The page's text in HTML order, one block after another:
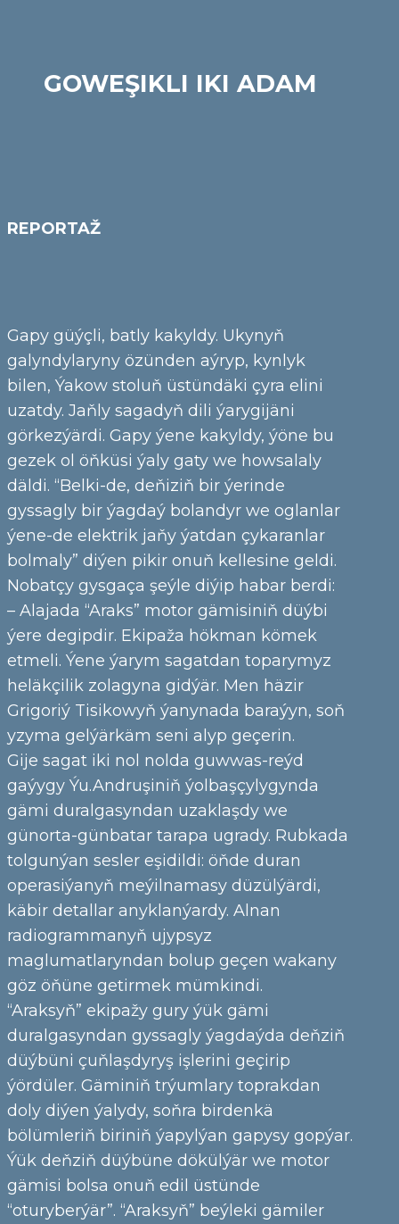
GOWEŞIKLI IKI ADAM
REPORTAŽ
Gapy güýçli, batly kakyldy. Ukynyň
galyndylaryny özünden aýryp, kynlyk
bilen, Ýakow stoluň üstündäki çyra elini
uzatdy. Jaňly sagadyň dili ýarygijäni
görkezýärdi. Gapy ýene kakyldy, ýöne bu
gezek ol öňküsi ýaly gaty we howsalaly
däldi. “Belki-de, deňiziň bir ýerinde
gyssagly bir ýagdaý bolandyr we oglanlar
ýene-de elektrik jaňy ýatdan çykaranlar
bolmaly” diýen pikir onuň kellesine geldi.
Nobatçy gysgaça şeýle diýip habar berdi:
– Alajada “Araks” motor gämisiniň düýbi
ýere degipdir. Ekipaža hökman kömek
etmeli. Ýene ýarym sagatdan toparymyz
heläkçilik zolagyna gidýär. Men häzir
Grigoriý Tisikowyň ýanynada baraýyn, soň
yzyma gelýärkäm seni alyp geçerin.
Gije sagat iki nol nolda guwwas-reýd
gaýygy Ýu.Andruşiniň ýolbaşçylygynda
gämi duralgasyndan uzaklaşdy we
günorta-günbatar tarapa ugrady. Rubkada
tolgunýan sesler eşidildi: öňde duran
operasiýanyň meýilnamasy düzülýärdi,
käbir detallar anyklanýardy. Alnan
radiogrammanyň ujypsyz
maglumatlaryndan bolup geçen wakany
göz öňüne getirmek mümkindi.
“Araksyň” ekipažy gury ýük gämi
duralgasyndan gyssagly ýagdaýda deňziň
düýbüni çuňlaşdyryş işlerini geçirip
ýördüler. Gäminiň trýumlary toprakdan
doly diýen ýalydy, soňra birdenkä
bölümleriň biriniň ýapylýan gapysy gopýar.
Ýük deňziň düýbüne dökülýär we motor
gämisi bolsa onuň edil üstünde
“oturyberýär”. “Araksyň” beýleki gämiler